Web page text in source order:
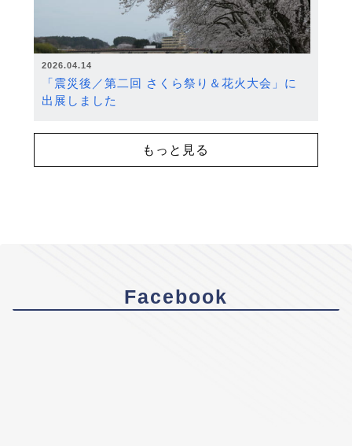
2026.04.14
「震災後／第二回 さくら祭り＆花火大会」に
出展しました
もっと見る
Facebook